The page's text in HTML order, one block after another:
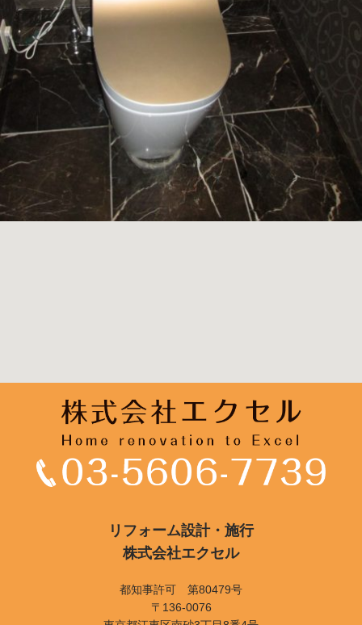
リフォーム設計・施行
株式会社エクセル
都知事許可 第80479号
〒136-0076